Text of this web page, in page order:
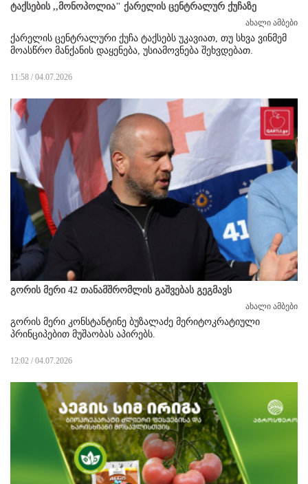
ტაქსების ,,მონოპოლია" ქარელის ცენტრალურ ქუჩაზე
ახალი ამბები
ქარელის ცენტრალური ქუჩა ტაქსებს უკავიათ, თუ სხვა ვინმემ
მოასწრო მანქანის დაყენება, უსიამოვნება შეხვდებათ.
11:58 / 04.07.2026
გორის მერი 42 თანამშრომლის გაშვებას გეგმავს
ახალი ამბები
გორის მერი კონსტანტინე ბუზალაძე მერიტოკრატიული
პრინციპებით მუშაობას აპირებს.
12:02 / 04.07.2026